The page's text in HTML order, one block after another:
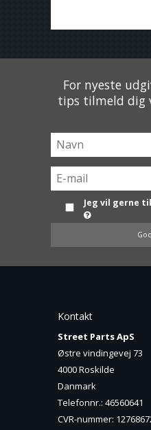
For nyeste
tips tilmeld dig
Jeg vil gerne
Kontakt
Street Parts ApS
Østre vindingevej 73
4000 Roskilde
Danmark
Telefonnr.: 46560641
CVR-nummer: